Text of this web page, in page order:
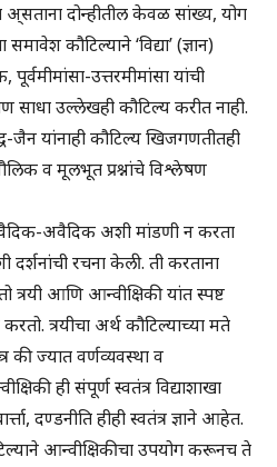
अ्सताना दोन्हीतील केवळ सांख्य, योग
कौटिल्याने ‘विद्या’ (ज्ञान)
उत्तरमीमांसा यांची
साधा उल्लेखही कौटिल्य करीत नाही.
जैन यांनाही कौटिल्य खिजगणतीतही
व मूलभूत प्रश्नांचे विश्लेषण
वैदिक-अवैदिक अशी मांडणी न करता
रचना केली. ती करताना
त्रयी आणि आन्वीक्षिकी यांत स्पष्ट
त्रयीचा अर्थ कौटिल्याच्या मते
की ज्यात वर्णव्यवस्था व
ही संपूर्ण स्वतंत्र विद्याशाखा
दण्डनीति हीही स्वतंत्र ज्ञाने आहेत.
आन्वीक्षिकीचा उपयोग करूनच ते